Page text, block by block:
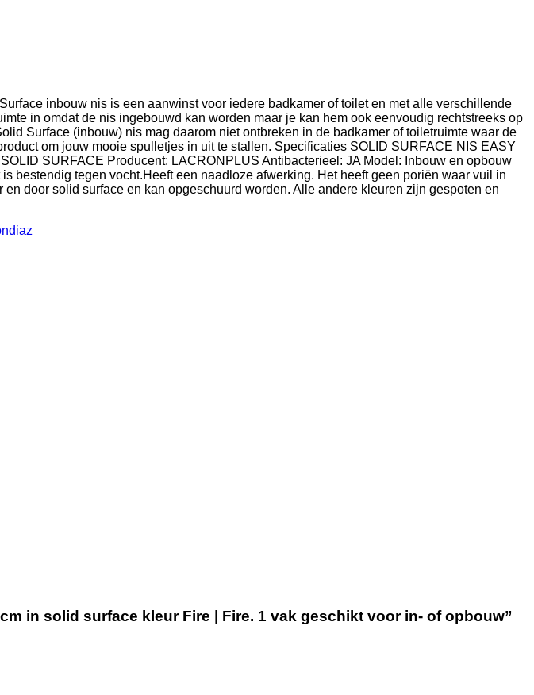
inbouw nis is een aanwinst voor iedere badkamer of toilet en met alle verschillende
in omdat de nis ingebouwd kan worden maar je kan hem ook eenvoudig rechtstreeks op
Surface (inbouw) nis mag daarom niet ontbreken in de badkamer of toiletruimte waar de
om jouw mooie spulletjes in uit te stallen. Specificaties SOLID SURFACE NIS EASY
SURFACE Producent: LACRONPLUS Antibacterieel: JA Model: Inbouw en opbouw
bestendig tegen vocht.Heeft een naadloze afwerking. Het heeft geen poriën waar vuil in
door solid surface en kan opgeschuurd worden. Alle andere kleuren zijn gespoten en
in solid surface kleur Fire | Fire. 1 vak geschikt voor in- of opbouw”